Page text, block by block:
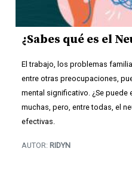
¿Sabes qué es el
El trabajo, los problemas
entre otras preocupaciones,
mental significativo. ¿Se puede
muchas, pero, entre todas, el
efectivas.
AUTOR: RIDYN